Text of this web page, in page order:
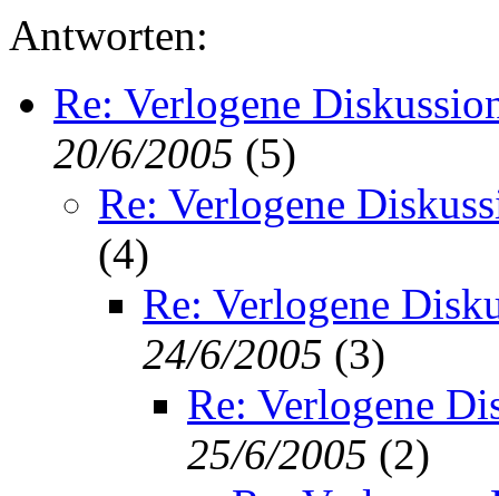
Antworten:
Re: Verlogene
20/6/2005 (5)
Re: Verlogene
(4)
Re: Verlogene
24/6/2005 (3)
Re: Verlogene
25/6/2005 (2)